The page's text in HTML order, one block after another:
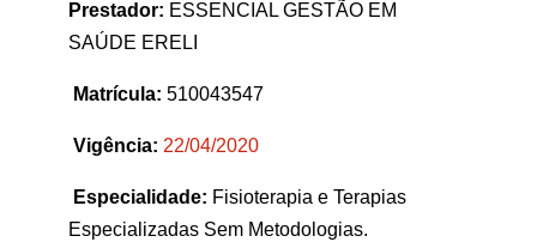
Prestador: ESSENCIAL GESTÃO EM
SAÚDE ERELI
Matrícula: 510043547
Vigência: 22/04/2020
Especialidade: Fisioterapia e Terapias
Especializadas Sem Metodologias.